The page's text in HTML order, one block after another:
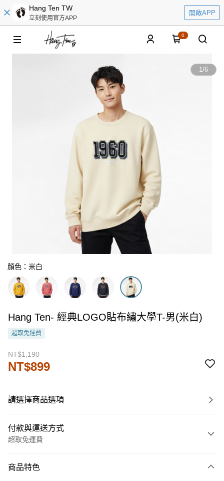
Hang Ten TW
立刻使用官方APP
開啟APP
0
1/6
顏色：米白
Hang Ten- 經典LOGO貼布繡大學T-男(米白)
超取免運費
NT$1,190
NT$899
請選擇商品選項
付款與運送方式
超取免運費
信用卡一次付款
商品特色